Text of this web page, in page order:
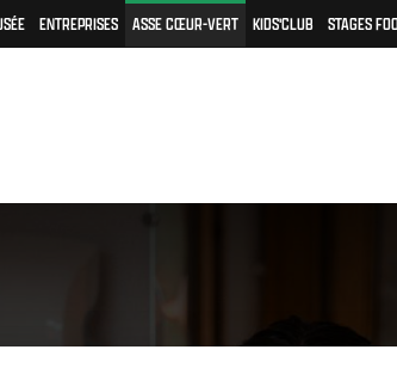
ENTREPRISES ASSE CŒUR-VERT KIDS'CLUB STAGES